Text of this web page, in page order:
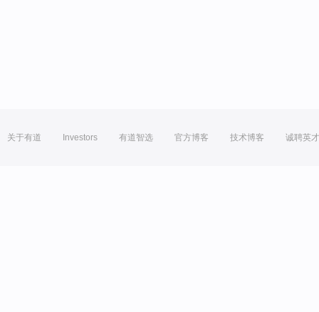
关于有道 Investors 有道智选 官方博客 技术博客 诚聘英才